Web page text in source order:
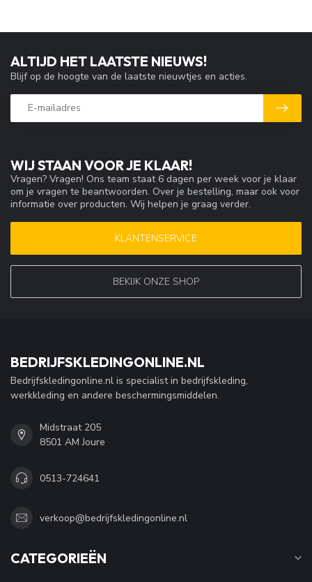
WIJ STAAN VOOR JE KLAAR!
Vragen? Vragen! Ons team staat 6 dagen per week voor je klaar
om je vragen te beantwoorden. Over je bestelling, maar ook voor
informatie over producten. Wij helpen je graag verder.
KLANTENSERVICE
BEKIJK ONZE SHOP
ALTIJD HET LAATSTE NIEUWS!
Blijf op de hoogte van de laatste nieuwtjes en acties.
BEDRIJFSKLEDINGONLINE.NL
Bedrijfskledingonline.nl is specialist in bedrijfskleding,
werkkleding en andere beschermingsmiddelen.
Midstraat 205
8501 AM Joure
0513-724641
verkoop@bedrijfskledingonline.nl
CATEGORIEËN